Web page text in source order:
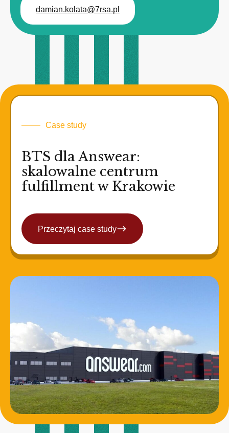
damian.kolata@7rsa.pl
Case study
BTS dla Answear:
skalowalne centrum
fulfillment w Krakowie
Przeczytaj case study